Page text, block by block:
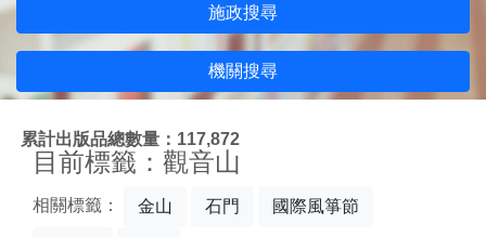
施政搜尋
機關搜尋
累計出版品總數量：117,872
目前標籤：觀音山
相關標籤： 金山 石門 國際風箏節